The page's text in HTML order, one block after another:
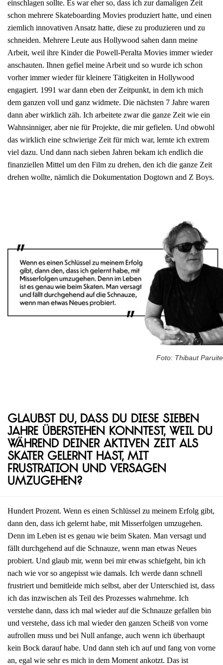
einschlagen sollte. Es war eher so, dass ich zur damaligen Zeit
schon mehrere Skateboarding Movies produziert hatte, und einen
ziemlich innovativen Ansatz hatte, diese zu produzieren und zu
schneiden. Mehrere Leute aus Hollywood sahen dann meine
Arbeit, weil ihre Kinder die Powell-Peralta Movies immer wieder
anschauten. Ihnen gefiel meine Arbeit und so wurde ich schon
vorher immer wieder für kleinere Tätigkeiten in Hollywood
engagiert. 1991 war dann eben der Zeitpunkt, in dem ich mich
dem ganzen voll und ganz widmete. Die nächsten 7 Jahre waren
dann aber wirklich zäh. Ich arbeitete zwar die ganze Zeit wie ein
Wahnsinniger, aber nie für Projekte, die mir gefielen. Und obwohl
das wirklich eine schwierige Zeit für mich war, lernte ich extrem
viel dazu. Und dann nach sieben Jahren bekam ich endlich die
finanziellen Mittel um den Film zu drehen, den ich die ganze Zeit
drehen wollte, nämlich die Dokumentation Dogtown and Z Boys.
Foto: Thibaut Paruite
Glaubst du, dass du diese sieben
Jahre überstehen konntest, weil du
während deiner aktiven Zeit als
Skater gelernt hast, mit
Frustration und Versagen
umzugehen?
Hundert Prozent. Wenn es einen Schlüssel zu meinem Erfolg gibt,
dann den, dass ich gelernt habe, mit Misserfolgen umzugehen.
Denn im Leben ist es genau wie beim Skaten. Man versagt und
fällt durchgehend auf die Schnauze, wenn man etwas Neues
probiert. Und glaub mir, wenn bei mir etwas schiefgeht, bin ich
nach wie vor so angepisst wie damals. Ich werde dann schnell
frustriert und bemitleide mich selbst, aber der Unterschied ist, dass
ich das inzwischen als Teil des Prozesses wahrnehme. Ich
verstehe dann, dass ich mal wieder auf die Schnauze gefallen bin
und verstehe, dass ich mal wieder den ganzen Scheiß von vorne
aufrollen muss und bei Null anfange, auch wenn ich überhaupt
kein Bock darauf habe. Und dann steh ich auf und fang von vorne
an, egal wie sehr es mich in dem Moment ankotzt. Das ist